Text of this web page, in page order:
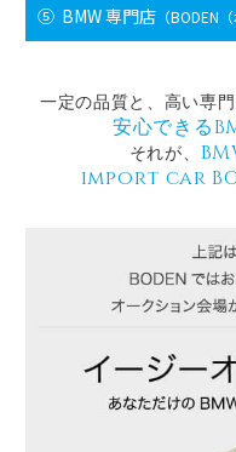
⑤ BMW 専門店 （BODEN
一定の品質と、高い専
安心できる
それが、
import car